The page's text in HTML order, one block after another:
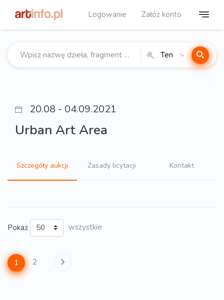
Logowanie Załóż konto
Ten
20.08 - 04.09.2021
Urban Art Area
Szczegóły aukcji Zasady licytacji Kontakt
Pokaż wszystkie
1 2